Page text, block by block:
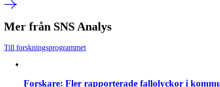
Mer från SNS Analys
Till forskningsprogrammet
Forskare: Fler rapporterade fallolyckor i